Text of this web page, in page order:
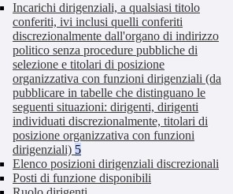
Incarichi dirigenziali, a qualsiasi titolo
conferiti, ivi inclusi quelli conferiti
discrezionalmente dall'organo di indirizzo
politico senza procedure pubbliche di
selezione e titolari di posizione
organizzativa con funzioni dirigenziali (da
pubblicare in tabelle che distinguano le
seguenti situazioni: dirigenti, dirigenti
individuati discrezionalmente, titolari di
posizione organizzativa con funzioni
dirigenziali) 5
Elenco posizioni dirigenziali discrezionali
Posti di funzione disponibili